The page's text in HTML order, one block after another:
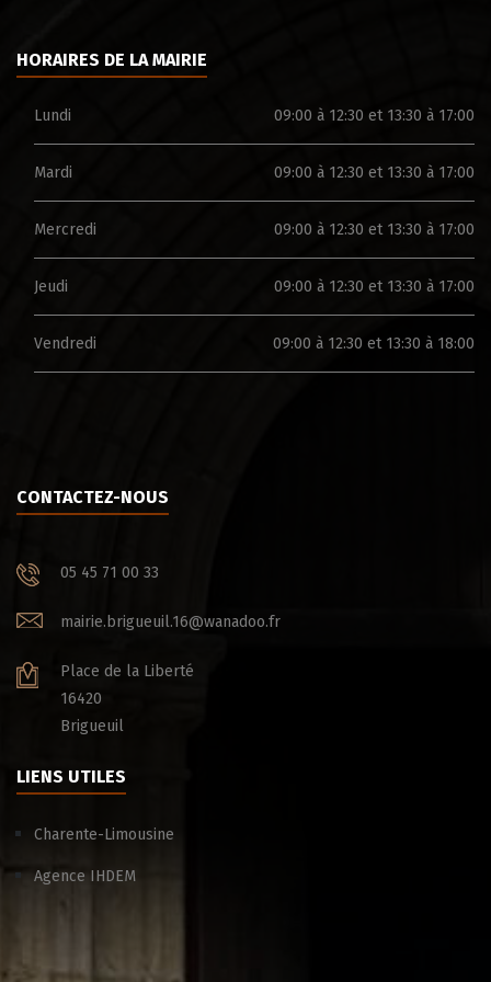
HORAIRES DE LA MAIRIE
Lundi 09:00 à 12:30 et 13:30 à 17:00
Mardi 09:00 à 12:30 et 13:30 à 17:00
Mercredi 09:00 à 12:30 et 13:30 à 17:00
Jeudi 09:00 à 12:30 et 13:30 à 17:00
Vendredi 09:00 à 12:30 et 13:30 à 18:00
CONTACTEZ-NOUS
05 45 71 00 33
mairie.brigueuil.16@wanadoo.fr
Place de la Liberté
16420
Brigueuil
LIENS UTILES
Charente-Limousine
Agence IHDEM